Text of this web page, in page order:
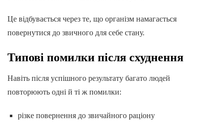
Це відбувається через те, що організм намагається
повернутися до звичного для себе стану.
Типові помилки після схуднення
Навіть після успішного результату багато людей
повторюють одні й ті ж помилки:
різке повернення до звичайного раціону